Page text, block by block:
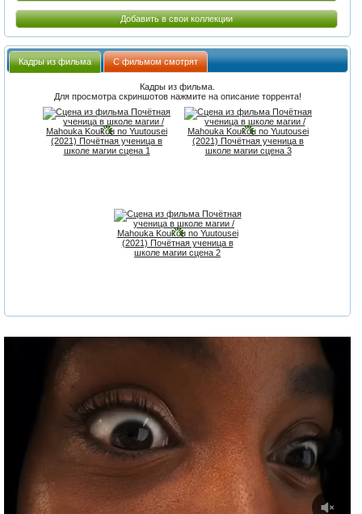
Добавить в свои коллекции
Кадры из фильма С фильмом смотрят
Кадры из фильма.
Для просмотра скриншотов нажмите на описание торрента!